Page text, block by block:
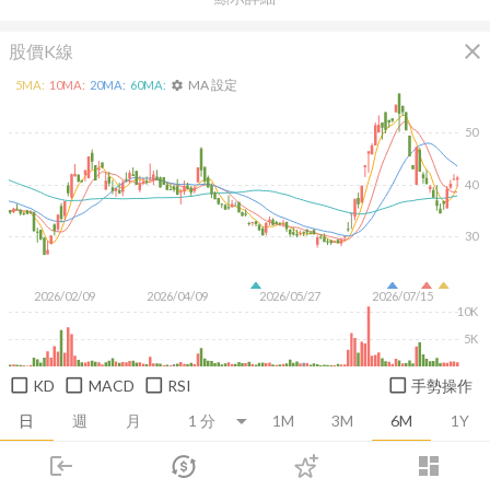
login dashboard
市場 登入
股價K線 close
日 週 月 1M 3M 6M 1Y
2026/02/09 2026/04/09 2026/05/27 2026/07/15
30
40
50
5K
10K
5MA: 10MA: 20MA: 60MA: settings MA 設定
KD MACD RSI 手勢操作
推薦卡片 消息面 財務報